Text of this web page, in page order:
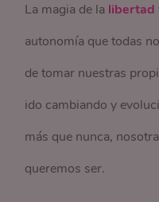
La magia de la libertad
autonomía que todas
de tomar nuestras
ido cambiando y
más que nunca,
queremos ser.